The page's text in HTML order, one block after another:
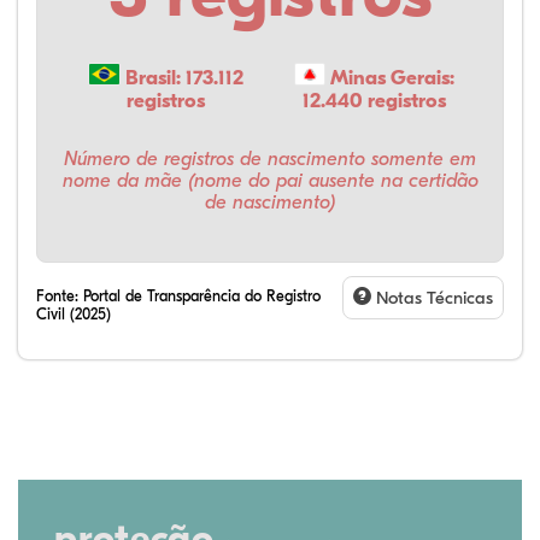
Brasil: 173.112
registros
Minas Gerais:
12.440 registros
Número de registros de nascimento somente em
nome da mãe (nome do pai ausente na certidão
de nascimento)
Fonte: Portal de Transparência do Registro
Civil (2025)
Notas Técnicas